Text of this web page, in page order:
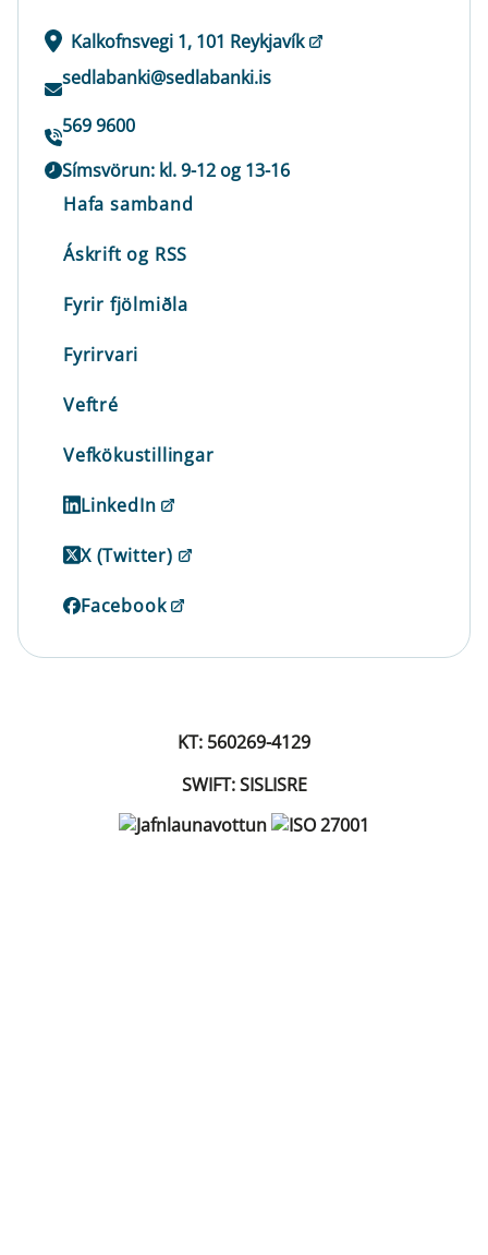
Kalkofnsvegi 1, 101 Reykjavík
sedlabanki@sedlabanki.is
569 9600
Símsvörun: kl. 9-12 og 13-16
Hafa samband
Áskrift og RSS
Fyrir fjölmiðla
Fyrirvari
Veftré
Vefkökustillingar
LinkedIn
X (Twitter)
Facebook
KT: 560269-4129
SWIFT: SISLISRE